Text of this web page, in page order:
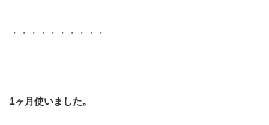
・・・・・・・・・・
1ヶ月使いました。